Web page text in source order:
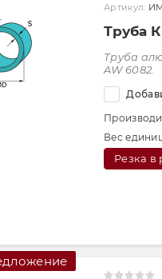
Артикул:
Труба
Труба
AW 6082.
Вес
Резка в